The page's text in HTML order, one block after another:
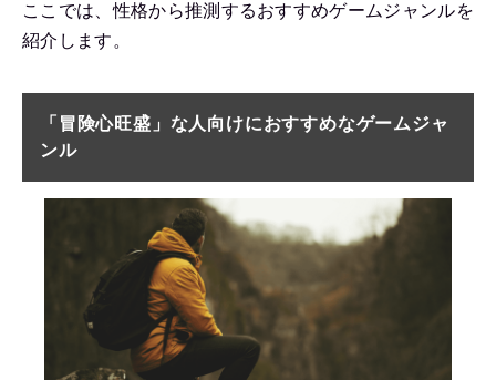
ここでは、性格から推測するおすすめゲームジャンルを
紹介します。
「冒険心旺盛」な人向けにおすすめなゲームジャ
ンル